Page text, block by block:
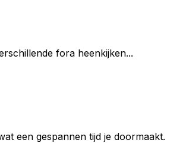
fora heenkijken...
een gespannen tijd je doormaakt.